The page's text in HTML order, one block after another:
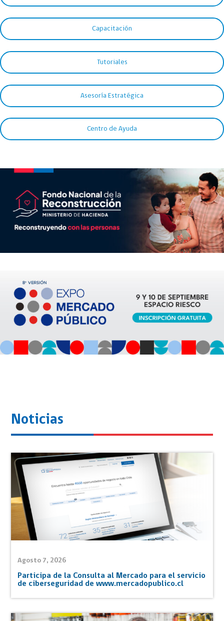
Capacitación
Tutoriales
Asesoría Estratégica
Centro de Ayuda
Noticias
Agosto 7, 2026
Participa de la Consulta al Mercado para el servicio
de ciberseguridad de www.mercadopublico.cl